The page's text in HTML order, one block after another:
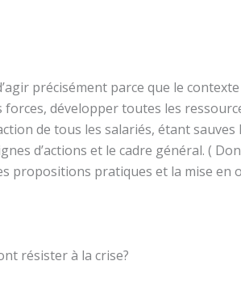
précisément parce que le
développer toutes les
de tous les salariés, étant
d’actions et le cadre général. (
propositions pratiques et la mise en
résister à la crise?